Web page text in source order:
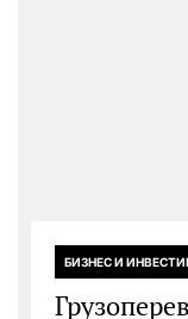
БИЗНЕС И